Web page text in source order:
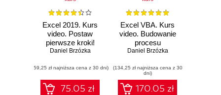
Excel 2019. Kurs
video. Postaw
pierwsze kroki!
Daniel Brzózka
(59,25 zł najniższa cena z 30 dni)
75.05 zł
Excel VBA. Kurs
video. Budowanie
procesu
automatycznego
Daniel Brzózka
(134,25 zł najniższa cena z 30
dni)
170.05 zł